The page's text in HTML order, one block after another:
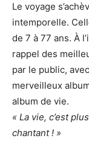
Le voyage
intemporelle.
de 7 à 77 ans. À
rappel des
par le public,
merveilleux
album de vie.
« La vie, c’est
chantant ! »